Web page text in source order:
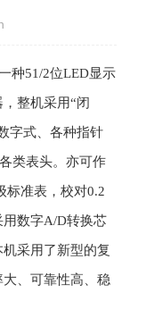
种51/2位LED显示
整机采用“闭
字式、各种指针
类表头。亦可作
标准表，校对0.2
数字A/D转换芯
采用了新型的复
、可靠性高、稳